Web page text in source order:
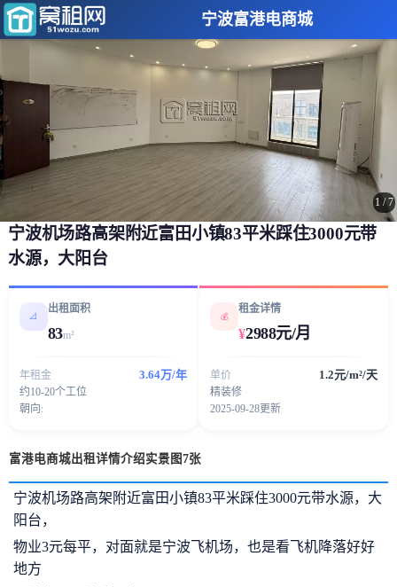
宁波富港电商城
1 /7
宁波机场路高架附近富田小镇83平米踩住3000元带
水源，大阳台
📐
出租面积
83m²
年租金 3.64万/年
约10-20个工位
朝向:
💰
租金详情
¥2988元/月
单价 1.2元/m²/天
精装修
2025-09-28更新
富港电商城出租详情介绍实景图7张
宁波机场路高架附近富田小镇83平米踩住3000元带水源，大
阳台，
物业3元每平，对面就是宁波飞机场，也是看飞机降落好好
地方